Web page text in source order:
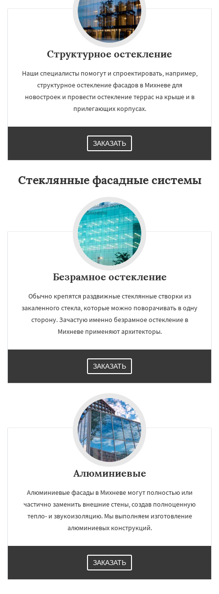
Структурное остекление
Наши специалисты помогут и спроектировать, например,
структурное остекление фасадов в Михневе для
новостроек и провести остекление террас на крыше и в
прилегающих корпусах.
ЗАКАЗАТЬ
Стеклянные фасадные системы
Безрамное остекление
Обычно крепятся раздвижные стеклянные створки из
закаленного стекла, которые можно поворачивать в одну
сторону. Зачастую именно безрамное остекление в
Михневе применяют архитекторы.
ЗАКАЗАТЬ
Алюминиевые
Алюминиевые фасады в Михневе могут полностью или
частично заменить внешние стены, создав полноценную
тепло- и звукоизоляцию. Мы выполняем изготовление
алюминиевых конструкций.
ЗАКАЗАТЬ